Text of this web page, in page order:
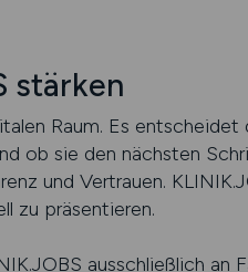
stärken
Raum. Es entscheidet
ob sie den nächsten
und Vertrauen.
zu präsentieren.
ausschließlich an